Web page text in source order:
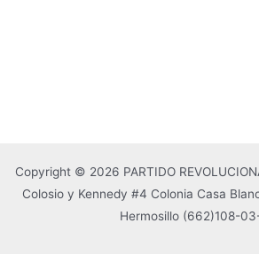
Copyright © 2026 PARTIDO
Colosio y Kennedy #4 Colonia Casa
Hermosillo (662)108-